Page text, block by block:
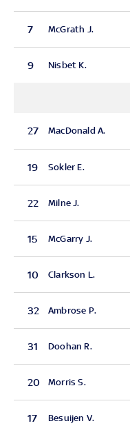
7 McGrath J.
9 Nisbet K.
27 MacDonald A.
19 Sokler E.
22 Milne J.
15 McGarry J.
10 Clarkson L.
32 Ambrose P.
31 Doohan R.
20 Morris S.
17 Besuijen V.